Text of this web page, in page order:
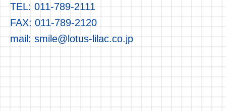
TEL: 011-789-2111
FAX: 011-789-2120
mail: smile@lotus-lilac.co.jp